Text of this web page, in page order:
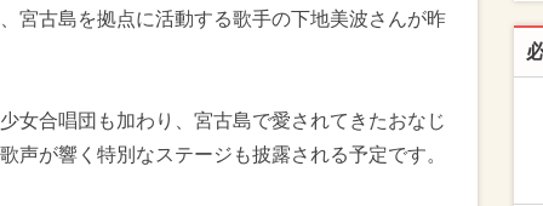
宮古島を拠点に活動する歌手の下地美波さんが昨
女合唱団も加わり、宮古島で愛されてきたおなじ
声が響く特別なステージも披露される予定です。